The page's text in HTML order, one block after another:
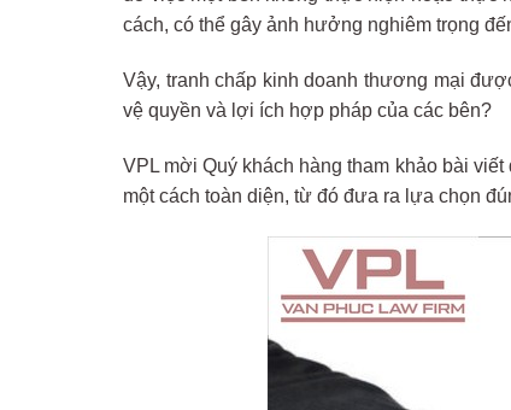
cách, có thể gây ảnh hưởng nghiêm trọng
Vậy, tranh chấp kinh doanh thương mại
vệ quyền và lợi ích hợp pháp của các bên?
VPL mời Quý khách hàng tham khảo bài
một cách toàn diện, từ đó đưa ra lựa chọn